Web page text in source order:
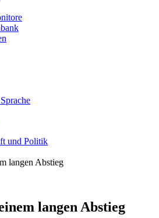
und Politik
langen Abstieg
langen Abstieg